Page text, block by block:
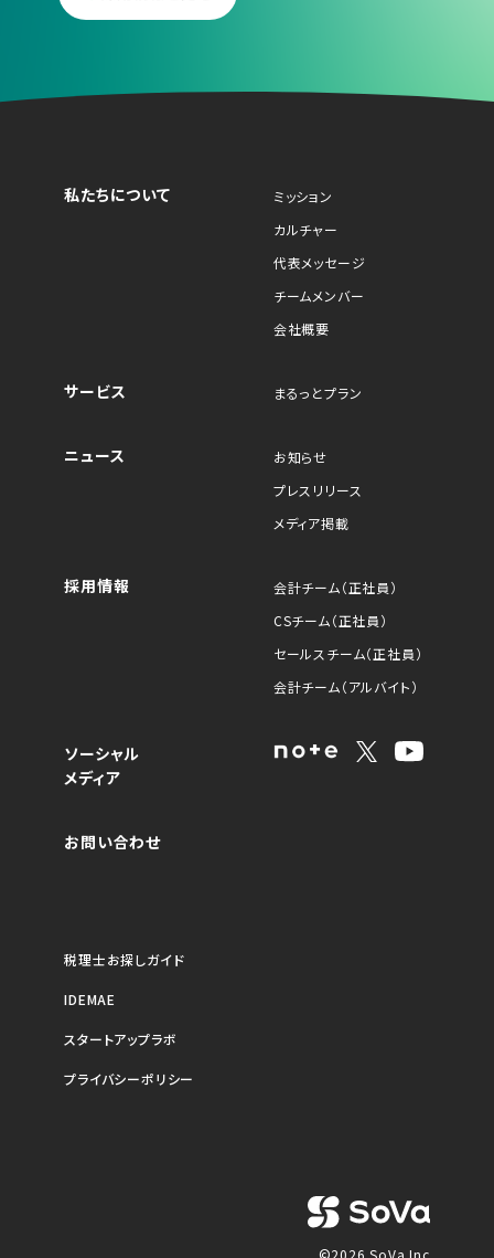
私たちについて
ミッション
カルチャー
代表メッセージ
チームメンバー
会社概要
サービス まるっとプラン
ニュース
お知らせ
プレスリリース
メディア掲載
採用情報
会計チーム（正社員）
CSチーム（正社員）
セールスチーム（正社員）
会計チーム（アルバイト）
ソーシャル
メディア
お問い合わせ
税理士お探しガイド
IDEMAE
スタートアップラボ
プライバシーポリシー